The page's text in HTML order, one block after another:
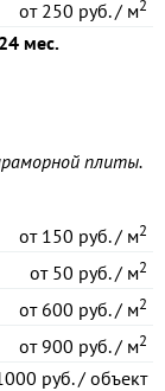
от250 руб. / м2
24 мес.
плиты.
от150 руб. / м2
от50 руб. / м2
от600 руб. / м2
от900 руб. / м2
руб. / объект